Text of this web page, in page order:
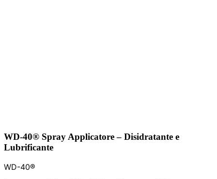
WD-40® Spray Applicatore – Disidratante e
Lubrificante
WD-40®